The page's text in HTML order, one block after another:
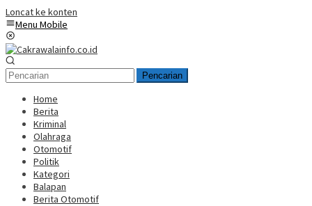
Loncat ke konten
Menu Mobile
Pencarian
Home
Berita
Kriminal
Olahraga
Otomotif
Politik
Kategori
Balapan
Berita Otomotif